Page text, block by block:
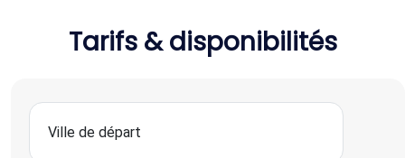
Tarifs & disponibilités